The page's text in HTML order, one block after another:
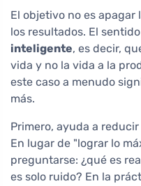
El objetivo no es apagar
los resultados. El
inteligente, es decir,
vida y no la vida a la
este caso a menudo
más.
Primero, ayuda a
En lugar de "lograr lo
preguntarse: ¿qué es
es solo ruido? En la